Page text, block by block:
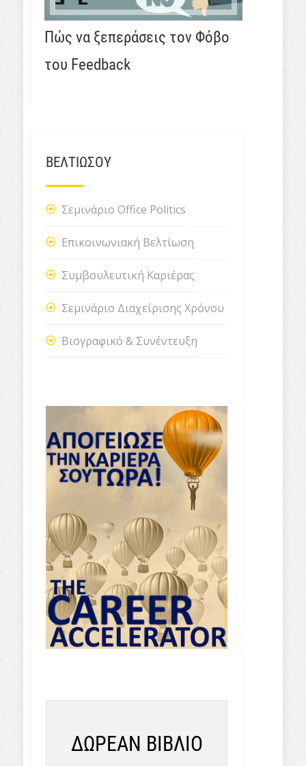
Πώς να ξεπεράσεις τον Φόβο
του Feedback
ΒΕΛΤΙΩΣΟΥ
Σεμινάριο Office Politics
Επικοινωνιακή Βελτίωση
Συμβουλευτική Καριέρας
Σεμινάριο Διαχείρισης Χρόνου
Βιογραφικό & Συνέντευξη
ΔΩΡΕΑΝ ΒΙΒΛΙΟ